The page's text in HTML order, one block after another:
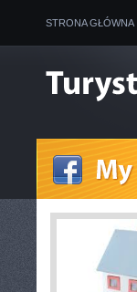
STRONA GŁÓWNA